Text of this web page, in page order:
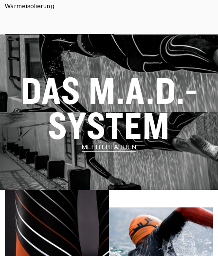
Wärmeisolierung.
DAS M.A.D.-
SYSTEM
MEHR ERFAHREN